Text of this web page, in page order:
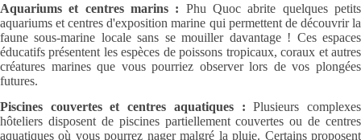
Aquariums et centres marins : Phu Quoc abrite quelques petits
aquariums et centres d'exposition marine qui permettent de découvrir la
faune sous-marine locale sans se mouiller davantage ! Ces espaces
éducatifs présentent les espèces de poissons tropicaux, coraux et autres
créatures marines que vous pourriez observer lors de vos plongées
futures.
Piscines couvertes et centres aquatiques : Plusieurs complexes
hôteliers disposent de piscines partiellement couvertes ou de centres
aquatiques où vous pourrez nager malgré la pluie. Certains proposent